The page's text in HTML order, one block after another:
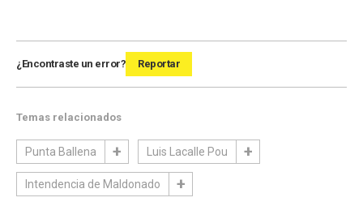
¿Encontraste un error? Reportar
Temas relacionados
Punta Ballena Luis Lacalle Pou
Intendencia de Maldonado